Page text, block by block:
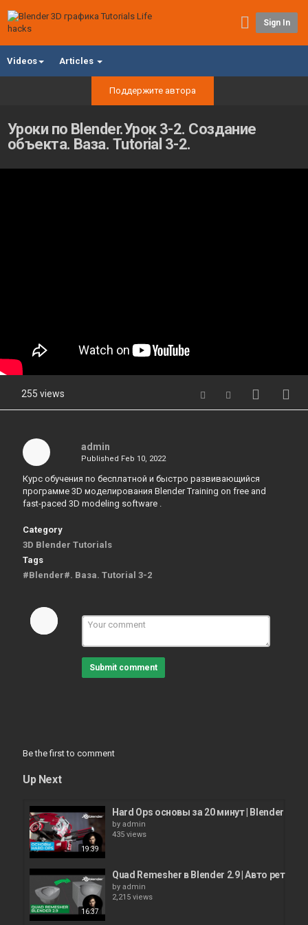
Sign In
Videos Articles
Поддержите автора
Уроки по Blender.Урок 3-2. Создание
объекта. Ваза. Tutorial 3-2.
255 views
admin
Published Feb 10, 2022
Курс обучения по бесплатной и быстро развивающийся
программе 3D моделирования Blender Training on free and
fast-paced 3D modeling software .
Category
3D Blender Tutorials
Tags
#Blender#. Ваза. Tutorial 3-2
Submit comment
Be the first to comment
Up Next
19:39
Hard Ops основы за 20 минут | Blender
by admin
435 views
16:37
Quad Remesher в Blender 2.9 | Авто
by admin
2,215 views